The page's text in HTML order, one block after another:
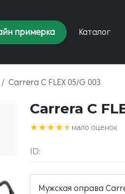
примерка Каталог
Carrera C FLEX 05/G 003
Carrera C
★★★★★
★★★★★мало оценок
ID:
Мужская оправа